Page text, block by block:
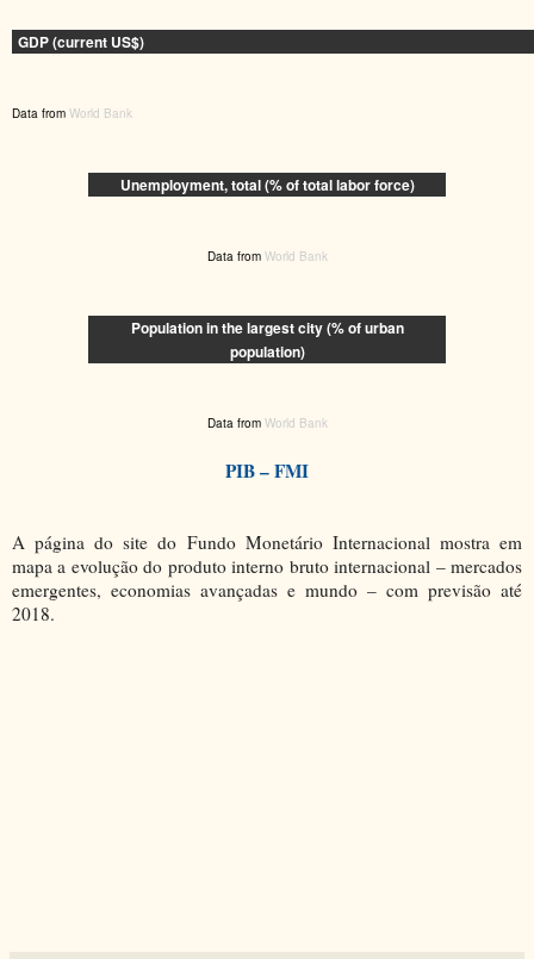
GDP (current US$)
Data from World Bank
Unemployment, total (% of total labor force)
Data from World Bank
Population in the largest city (% of urban
population)
Data from World Bank
PIB – FMI
A página do site do Fundo Monetário Internacional mostra em
mapa a evolução do produto interno bruto internacional – mercados
emergentes, economias avançadas e mundo – com previsão até
2018.